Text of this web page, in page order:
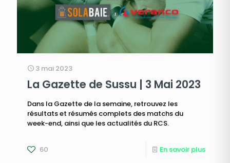
3 mai 2023
La Gazette de Sussu | 3 Mai 2023
Dans la Gazette de la semaine, retrouvez les
résultats et résumés complets des matchs du
week-end, ainsi que les actualités du RCS.
60 En savoir plus